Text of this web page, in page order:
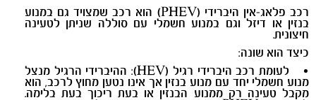
רכב פלאג-אין היברידי (PHEV) הוא רכב שמצויד גם במנוע
בנזין או דיזל וגם במנוע חשמלי עם סוללה שניתן לטעינה
חיצונית.
כיצד הוא שונה:
לעומת רכב היברידי רגיל (HEV): ההיברידי הרגיל מנצל
מנוע חשמלי יחד עם מנוע בנזין אך אינו נטען מחוץ לרכב, הוא
מקבל טעינה רק ממנוע הבנזין או בעת ריכוך בעת בלימה.